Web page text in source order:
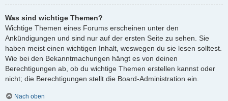
Was sind wichtige Themen?
Wichtige Themen eines Forums erscheinen unter den
Ankündigungen und sind nur auf der ersten Seite zu sehen. Sie
haben meist einen wichtigen Inhalt, weswegen du sie lesen solltest.
Wie bei den Bekanntmachungen hängt es von deinen
Berechtigungen ab, ob du wichtige Themen erstellen kannst oder
nicht; die Berechtigungen stellt die Board-Administration ein.
Nach oben